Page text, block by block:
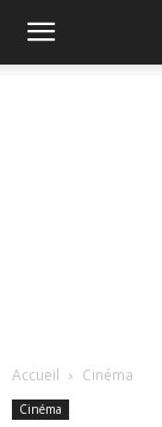
Accueil Cinéma
Cinéma